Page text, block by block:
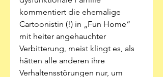
kommentiert die ehemalige
Cartoonistin (!) in „Fun Home“
mit heiter angehauchter
Verbitterung, meist klingt es, als
hätten alle anderen ihre
Verhaltensstörungen nur, um